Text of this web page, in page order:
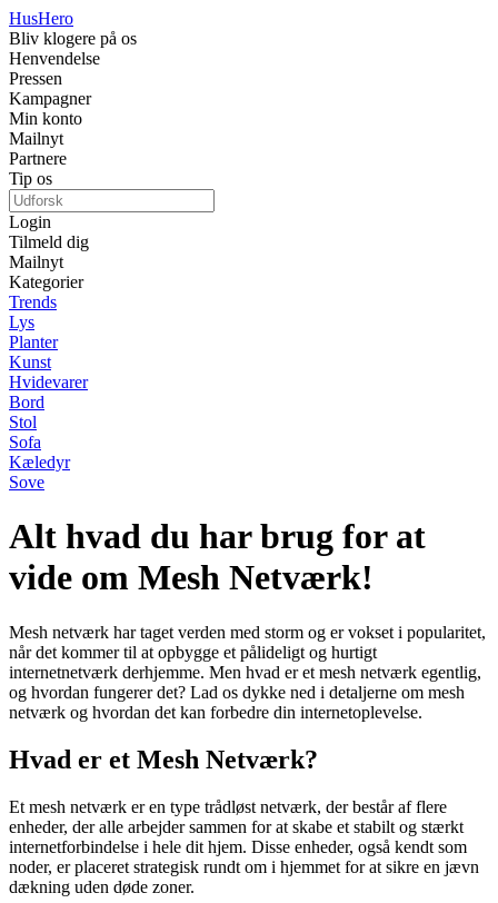
HusHero
Bliv klogere på os
Henvendelse
Pressen
Kampagner
Min konto
Mailnyt
Partnere
Tip os
Login
Tilmeld dig
Mailnyt
Kategorier
Trends
Lys
Planter
Kunst
Hvidevarer
Bord
Stol
Sofa
Kæledyr
Sove
Alt hvad du har brug for at
vide om Mesh Netværk!
Mesh netværk har taget verden med storm og er vokset i popularitet,
når det kommer til at opbygge et pålideligt og hurtigt
internetnetværk derhjemme. Men hvad er et mesh netværk egentlig,
og hvordan fungerer det? Lad os dykke ned i detaljerne om mesh
netværk og hvordan det kan forbedre din internetoplevelse.
Hvad er et Mesh Netværk?
Et mesh netværk er en type trådløst netværk, der består af flere
enheder, der alle arbejder sammen for at skabe et stabilt og stærkt
internetforbindelse i hele dit hjem. Disse enheder, også kendt som
noder, er placeret strategisk rundt om i hjemmet for at sikre en jævn
dækning uden døde zoner.